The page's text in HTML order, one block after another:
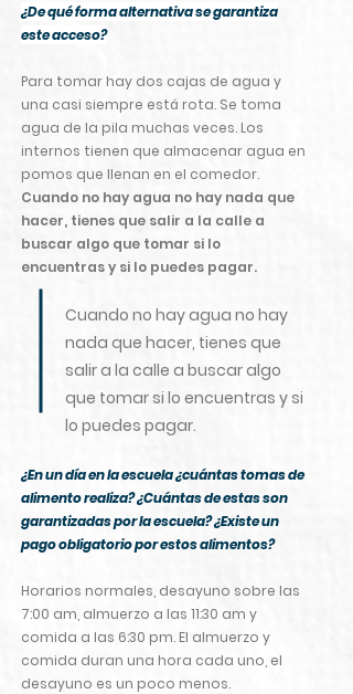
¿De qué forma alternativa se garantiza
este acceso?
Para tomar hay dos cajas de agua y
una casi siempre está rota. Se toma
agua de la pila muchas veces. Los
internos tienen que almacenar agua en
pomos que llenan en el comedor.
Cuando no hay agua no hay nada que
hacer, tienes que salir a la calle a
buscar algo que tomar si lo
encuentras y si lo puedes pagar.
Cuando no hay agua no hay
nada que hacer, tienes que
salir a la calle a buscar algo
que tomar si lo encuentras y si
lo puedes pagar.
¿En un día en la escuela ¿cuántas tomas de
alimento realiza? ¿Cuántas de estas son
garantizadas por la escuela? ¿Existe un
pago obligatorio por estos alimentos?
Horarios normales, desayuno sobre las
7:00 am, almuerzo a las 11:30 am y
comida a las 6:30 pm. El almuerzo y
comida duran una hora cada uno, el
desayuno es un poco menos.